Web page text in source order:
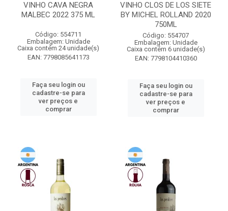
VINHO CAVA NEGRA
MALBEC 2022 375 ML
Código: 554711
Embalagem: Unidade
Caixa contém 24 unidade(s)
EAN: 7798085641173
Faça seu login ou
cadastre-se para
ver preços e
comprar
VINHO CLOS DE LOS SIETE
BY MICHEL ROLLAND 2020
750ML
Código: 554707
Embalagem: Unidade
Caixa contém 6 unidade(s)
EAN: 7798104410360
Faça seu login ou
cadastre-se para
ver preços e
comprar